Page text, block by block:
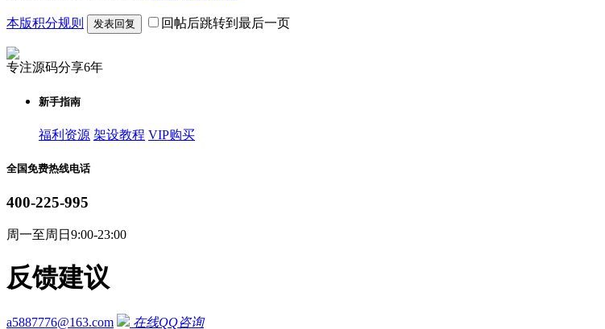
本版积分规则 发表回复 回帖后跳转到最后一页
专注源码分享6年
新手指南
福利资源 架设教程 VIP购买
全国免费热线电话
400-225-995
周一至周日9:00-23:00
反馈建议
a5887776@163.com 在线QQ咨询